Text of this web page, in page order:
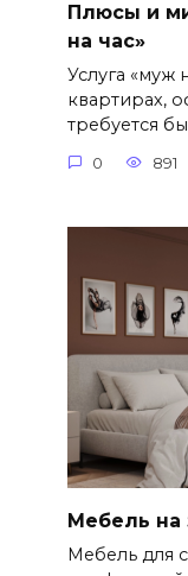
Плюсы и
на час»
Услуга «муж
квартирах,
требуется
0 891
Мебель на
Мебель для